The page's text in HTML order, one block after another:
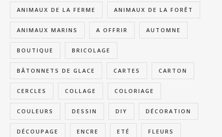
ANIMAUX DE LA FERME ANIMAUX DE LA FORÊT
ANIMAUX MARINS A OFFRIR AUTOMNE
BOUTIQUE BRICOLAGE
BÂTONNETS DE GLACE CARTES CARTON
CERCLES COLLAGE COLORIAGE
COULEURS DESSIN DIY DÉCORATION
DÉCOUPAGE ENCRE ETÉ FLEURS